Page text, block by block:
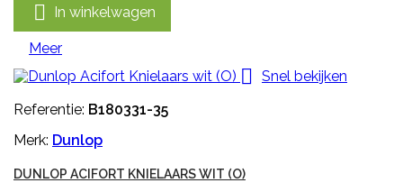
 In winkelwagen
Meer

Snel bekijken
Referentie: B180331-35
Merk: Dunlop
DUNLOP ACIFORT KNIELAARS WIT (O)